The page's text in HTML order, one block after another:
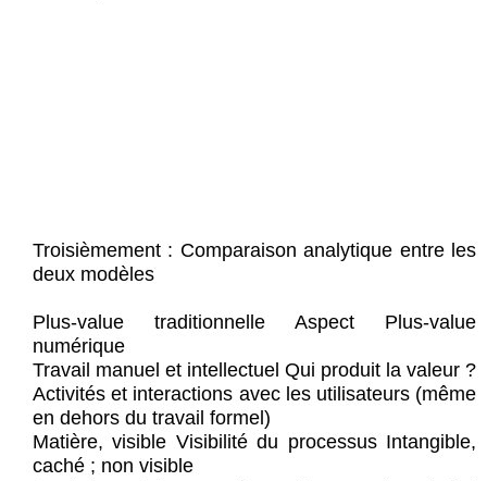
Troisièmement : Comparaison analytique entre les
deux modèles
Plus-value traditionnelle Aspect Plus-value
numérique
Travail manuel et intellectuel Qui produit la valeur ?
Activités et interactions avec les utilisateurs (même
en dehors du travail formel)
Matière, visible Visibilité du processus Intangible,
caché ; non visible